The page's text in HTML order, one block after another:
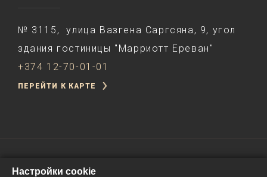
№ 3115, улица Вазгена Саргсяна, 9, угол
здания гостиницы "Марриотт Ереван"
+374 12-70-01-01
ПЕРЕЙТИ К КАРТЕ
Настройки cookie